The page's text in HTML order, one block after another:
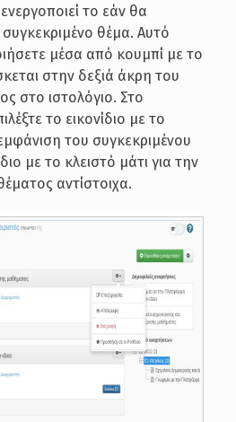
το εάν θα
συγκεκριμένο θέμα. Αυτό
μέσα από κουμπί με το
στην δεξιά άκρη του
στο ιστολόγιο. Στο
το εικονίδιο με το
του συγκεκριμένου
με το κλειστό μάτι για την
αντίστοιχα.